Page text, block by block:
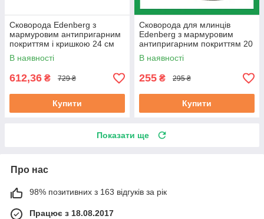
Сковорода Edenberg з
мармуровим антипригарним
покриттям і кришкою 24 см
(EB-7454)
В наявності
612,36 ₴ 729 ₴
Купити
Сковорода для млинців
Edenberg з мармуровим
антипригарним покриттям 20
см (EB-3384)
В наявності
255 ₴ 295 ₴
Купити
Показати ще
Про нас
98% позитивних з 163 відгуків за рік
Працює з 18.08.2017